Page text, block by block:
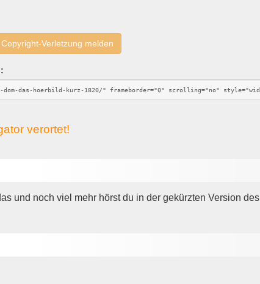
Copyright-Verletzung melden
verortet!
und noch viel mehr hörst du in der gekürzten Version des